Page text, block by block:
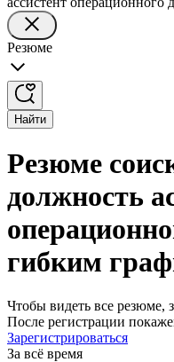
Резюме
Найти
Резюме
должность
гибким
Чтобы видеть все резюме,
После регистрации
Зарегистрироваться
За всё время